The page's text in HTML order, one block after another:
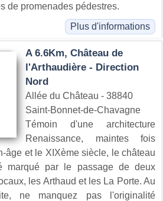
de promenades pédestres.
Plus d'informations
A 6.6Km, Château de
l'Arthaudière - Direction
Nord
Allée du Château - 38840
Saint-Bonnet-de-Chavagne
Témoin d'une architecture
Renaissance, maintes fois
âge et le XIXème siècle, le château
marqué par le passage de deux
les Arthaud et les La Porte. Au
ne manquez pas l'originalité